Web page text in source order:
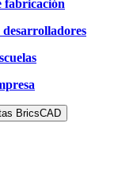
fabricación
BricsCAD